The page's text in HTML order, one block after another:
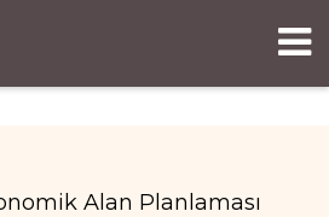
Alan Planlaması